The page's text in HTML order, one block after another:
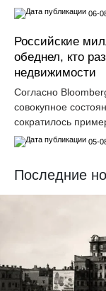
06-
Российские
обеднел, кто
недвижимости
Согласно
совокупное
сократилось
05-
Последние